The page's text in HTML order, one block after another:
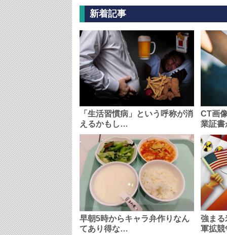
新着記事
「生活習慣病」という呼称が消
えるかもし…
CT画
業証
早朝5時からキャラ弁作りなん
てあり得な…
強まる
軍拡